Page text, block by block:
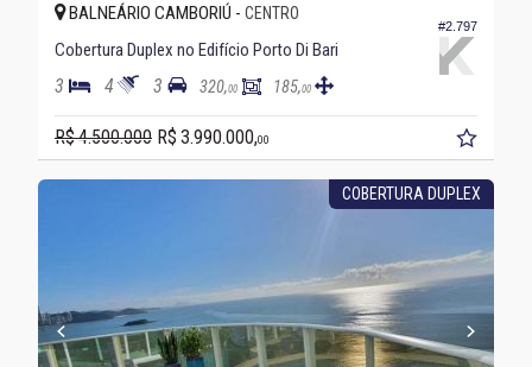
#2.797
BALNEÁRIO CAMBORIÚ - CENTRO
Cobertura Duplex no Edifício Porto Di Bari
3 4 3 320,00 185,00
R$ 4.500.000 R$ 3.990.000,00
COBERTURA DUPLEX